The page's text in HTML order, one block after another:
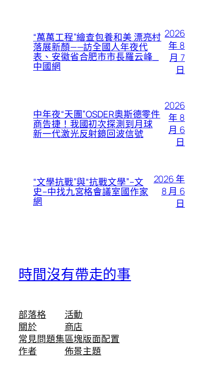
“萬萬工程”繪查包養和美 漂亮村
落展新顏——訪全國人年夜代
表、安徽省合肥市市長羅云峰_
中國網
2026
年 8
月 7
日
中年夜“天團”OSDER奧斯德零件
商告捷！我國初次探測到月球
新一代激光反射鏡回波信號
2026
年 8
月 6
日
“文學抗戰”與“抗戰文學”–文
史–中找九宮格會議室國作家
網
2026 年
8 月 6
日
時間沒有帶走的事
部落格
關於
常見問題集
作者
活動
商店
區塊版面配置
佈景主題